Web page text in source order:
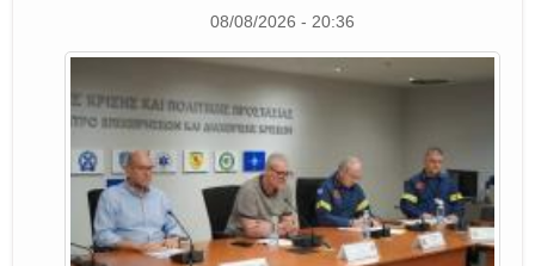
08/08/2026 - 20:36